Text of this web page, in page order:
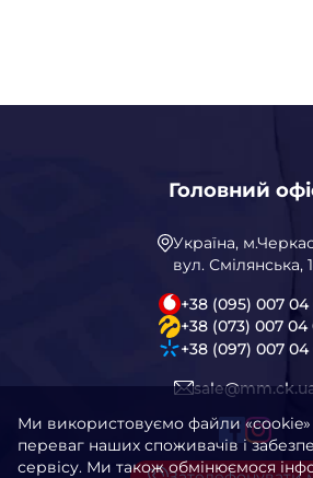
Головний
Україна,
вул. Смілянська,
+38 (095) 007 04
+38 (073) 007 04
+38 (097) 007 04
Ми використовуємо файли «cookie»
переваг наших споживачів і
сервісу. Ми також обмінюємося